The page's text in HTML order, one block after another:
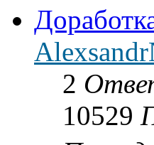
2
10529